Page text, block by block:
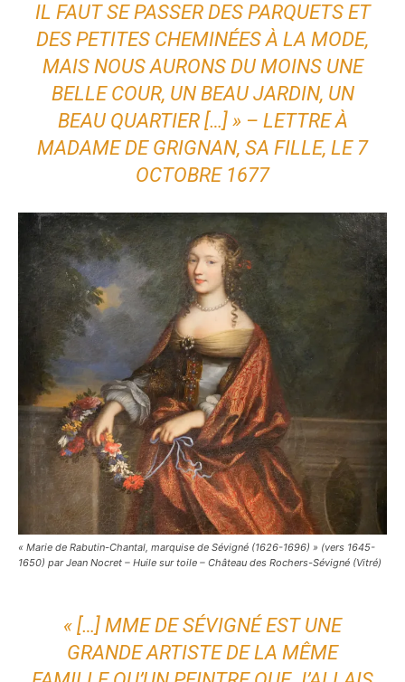
IL FAUT SE PASSER DES PARQUETS ET
DES PETITES CHEMINÉES À LA MODE,
MAIS NOUS AURONS DU MOINS UNE
BELLE COUR, UN BEAU JARDIN, UN
BEAU QUARTIER […] » – LETTRE À
MADAME DE GRIGNAN, SA FILLE, LE 7
OCTOBRE 1677
« Marie de Rabutin-Chantal, marquise de Sévigné (1626-1696) » (vers 1645-
1650) par Jean Nocret – Huile sur toile – Château des Rochers-Sévigné (Vitré)
« […] MME DE SÉVIGNÉ EST UNE
GRANDE ARTISTE DE LA MÊME